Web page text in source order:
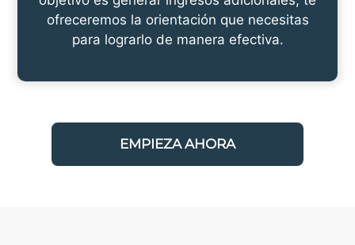
ofreceremos la orientación que necesitas
para lograrlo de manera efectiva.
EMPIEZA AHORA